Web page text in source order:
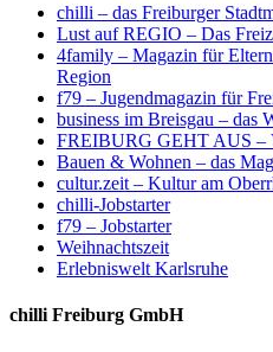
chilli – das Freiburger
Lust auf REGIO – Das
4family – Magazin für
Region
f79 – Jugendmagazin für
business im Breisgau – das
FREIBURG GEHT AUS –
Bauen & Wohnen – das
cultur.zeit – Kultur am
chilli-Jobstarter
f79 – Jobstarter
Weihnachtszeit
Erlebniswelt Karlsruhe
chilli Freiburg GmbH